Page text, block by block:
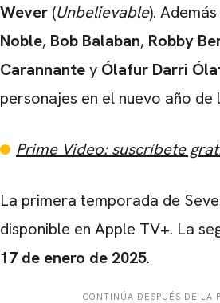
Wever (Unbelievable).
Noble, Bob Balaban, Robby
Carannantey Ólafur Darri
personajes en el nuevo año de
Prime Video: suscríbete
La primera temporada de
disponible en Apple TV+. La
17 de enero de 2025.
CONTINÚA DESPUÉS DE LA